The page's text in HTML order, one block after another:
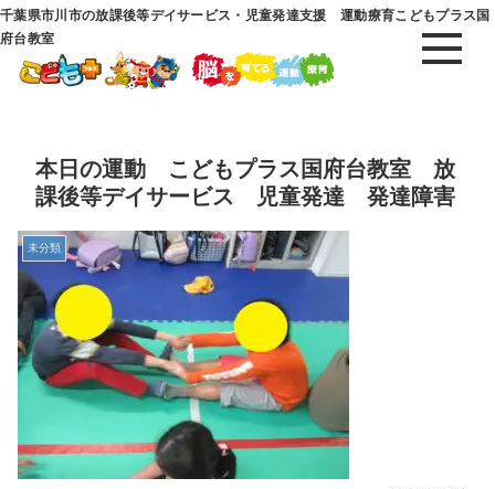
千葉県市川市の放課後等デイサービス・児童発達支援 運動療育こどもプラス国
府台教室
本日の運動 こどもプラス国府台教室 放
課後等デイサービス 児童発達 発達障害
未分類